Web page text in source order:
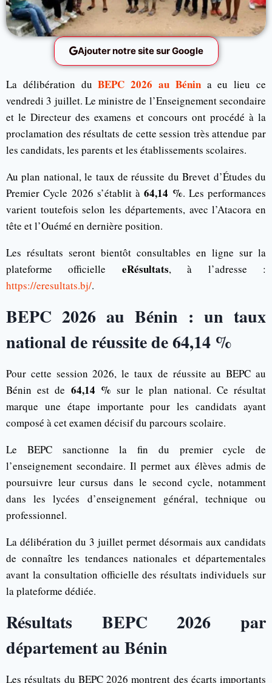
Ajouter notre site sur Google
La délibération duBEPC 2026 au Bénina eu lieu ce
vendredi 3 juillet. Le ministre de l’Enseignement secondaire
et le Directeur des examens et concours ont procédé à la
proclamation des résultats de cette session très attendue par
les candidats, les parents et les établissements scolaires.
Au plan national, le taux de réussite du Brevet d’Études du
Premier Cycle 2026 s’établit à64,14 %. Les performances
varient toutefois selon les départements, avec l’Atacora en
tête et l’Ouémé en dernière position.
Les résultats seront bientôt consultables en ligne sur la
plateforme officielle eRésultats, à l’adresse :
https://eresultats.bj/.
BEPC 2026 au Bénin : un taux
national de réussite de 64,14 %
Pour cette session 2026, le taux de réussite au BEPC au
Bénin est de 64,14 % sur le plan national. Ce résultat
marque une étape importante pour les candidats ayant
composé à cet examen décisif du parcours scolaire.
Le BEPC sanctionne la fin du premier cycle de
l’enseignement secondaire. Il permet aux élèves admis de
poursuivre leur cursus dans le second cycle, notamment
dans les lycées d’enseignement général, technique ou
professionnel.
La délibération du 3 juillet permet désormais aux candidats
de connaître les tendances nationales et départementales
avant la consultation officielle des résultats individuels sur
la plateforme dédiée.
Résultats BEPC 2026 par
département au Bénin
Les résultats du BEPC 2026 montrent des écarts importants